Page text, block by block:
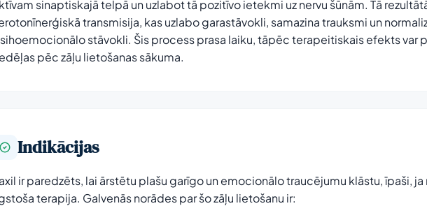
sinaptiskajā telpā un uzlabot tā pozitīvo ietekmi uz nervu šūnām. Tā
transmisija, kas uzlabo garastāvokli, samazina trauksmi un
stāvokli. Šis process prasa laiku, tāpēc terapeitiskais efekts var
pēc zāļu lietošanas sākuma.
Indikācijas
ir paredzēts, lai ārstētu plašu garīgo un emocionālo traucējumu klāstu, īpaši,
terapija. Galvenās norādes par šo zāļu lietošanu ir: